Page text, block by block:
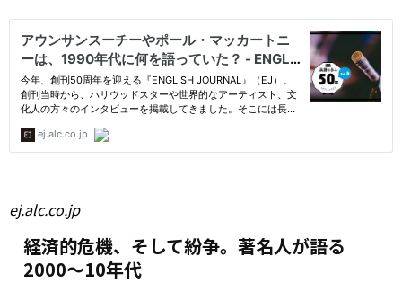
ej.alc.co.jp
経済的危機、そして紛争。著名人が語る
2000～10年代